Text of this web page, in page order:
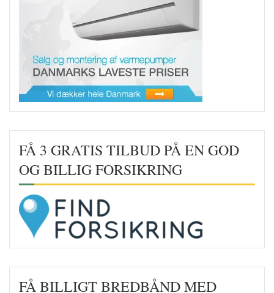
FÅ 3 GRATIS TILBUD PÅ EN GOD
OG BILLIG FORSIKRING
FÅ BILLIGT BREDBÅND MED